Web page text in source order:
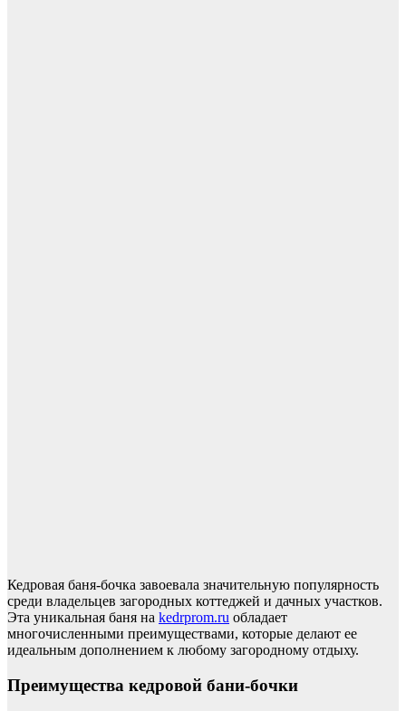
Кедровая баня-бочка завоевала значительную популярность
среди владельцев загородных коттеджей и дачных участков.
Эта уникальная баня на kedrprom.ru обладает
многочисленными преимуществами, которые делают ее
идеальным дополнением к любому загородному отдыху.
Преимущества кедровой бани-бочки